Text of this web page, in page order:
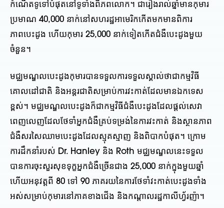
កំណើតទូទៅបំផុតនៅទូទាំងពិភពលោក។ ជារៀងរាល់ឆ្នាំមានកុមារ
ប្រមាណ 40,000 នាក់នៅសហរដ្ឋអាមេរិកកើតមកមានពិការ
ភាពបេះដូង ហើយកុមារ 25,000 នាក់ទៀតកើតជំងឺបេះដូងមួយ
ចំនួន។
មជ្ឈមណ្ឌលបេះដូងកុមារបានទទួលការទទួលស្គាល់ថាជាកម្មវិធី
គោលដៅជាតិ និងអន្តរជាតិសម្រាប់ការវះកាត់ដែលមានឯកទេស
ខ្ពស់។ មជ្ឈមណ្ឌលបេះដូងក៏ជាកម្មវិធីជំងឺបេះដូងដែលផ្តល់សេវា
ពេញលេញដែលថែទាំអ្នកជំងឺគ្រប់ទម្រង់នៃការវះកាត់ និងស្ថានភាព
ជំងឺសរសៃឈាមបេះដូងដែលស្មុគស្មាញ និងពិបាកបំផុត។ ក្រោម
ការដឹកនាំរបស់ Dr. Hanley និង Roth មជ្ឈមណ្ឌលនេះទទួល
បានការចុះសួរសុខទុក្ខអ្នកជំងឺច្រើនជាង 25,000 នាក់ក្នុងមួយឆ្នាំ
ហើយអនុវត្តពី 80 ទៅ 90 ភាគរយនៃការថែទាំវះកាត់បេះដូងទាំង
អស់សម្រាប់កុមារនៅភាគខាងជើង និងកណ្តាលរដ្ឋកាលីហ្វ័រញ៉ា។